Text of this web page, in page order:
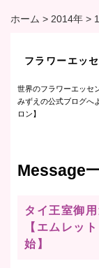
ホーム > 2014年 >
フラワーエッ
世界のフラワーエッセ
みずえの公式ブログへ
ロン】
Message
タイ王室御
【エムレッ
始】